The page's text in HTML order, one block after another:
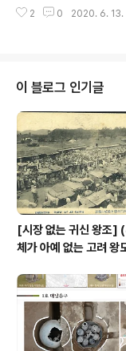
것으로 본다고 한다. 보존처
언뜻 근대 모작인 듯한 느낌
비슷한 반응을 보이는 이가
단할 일은 아니기에 보존처
다. 당시 관련 기사는 다
0 영월 절터서 금동반가사
사례"(종합) ..
2 0 2020. 6. 13.
이 블로그 인기글
[시장 없는 귀신 왕조]
체가 아예 없는 고려 왕